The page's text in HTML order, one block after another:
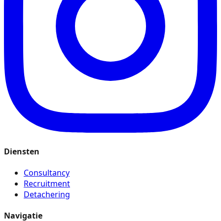
Diensten
Consultancy
Recruitment
Detachering
Navigatie